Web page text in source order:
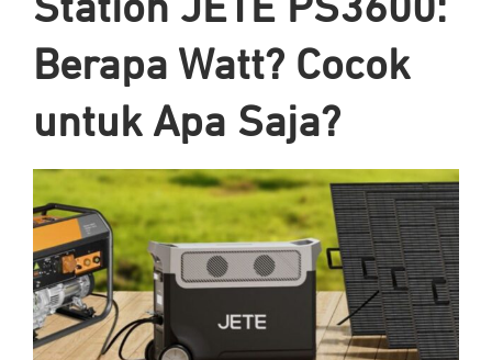
Station JETE PS3600:
Berapa Watt? Cocok
untuk Apa Saja?